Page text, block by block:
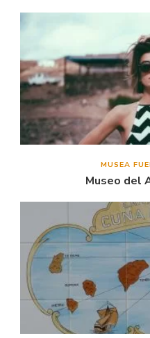
MUSEA
Museo del